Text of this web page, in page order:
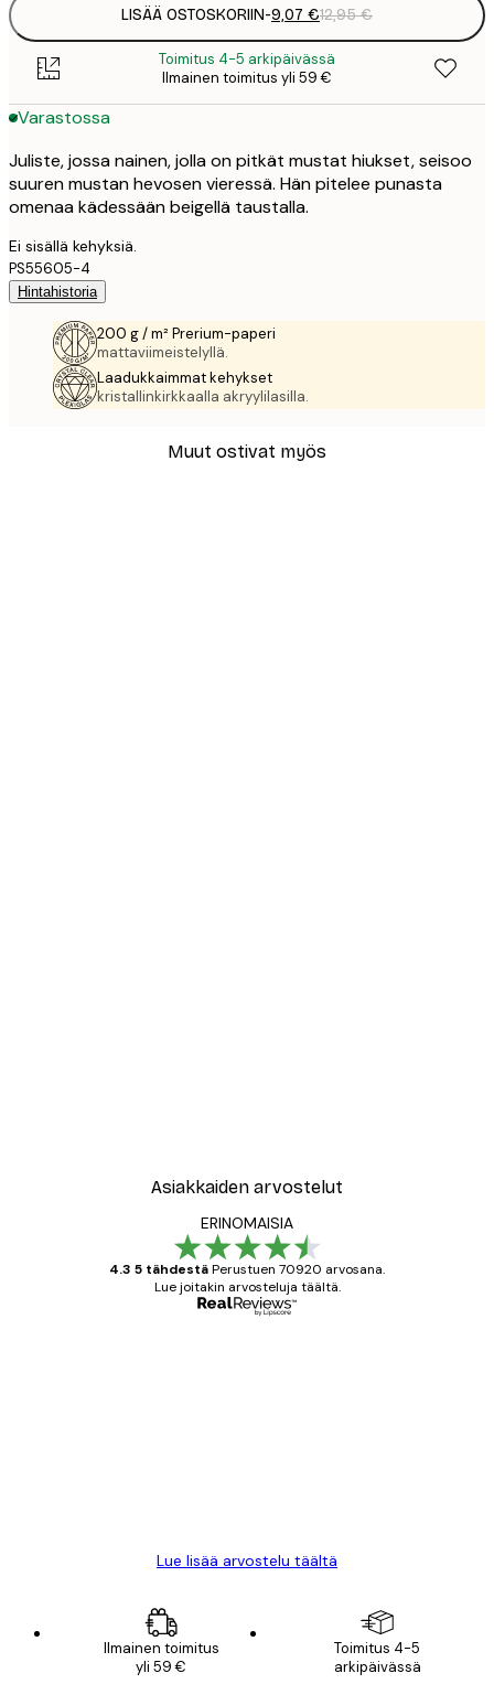
LISÄÄ OSTOSKORIIN-9,07 €12,95 €
Toimitus 4-5 arkipäivässä
Ilmainen toimitus yli 59 €
Varastossa
Juliste, jossa nainen, jolla on pitkät mustat hiukset, seisoo
suuren mustan hevosen vieressä. Hän pitelee punasta
omenaa kädessään beigellä taustalla.
Ei sisällä kehyksiä.
PS55605-4
Hintahistoria
200 g / m² Prerium-paperi
mattaviimeistelyllä.
Laadukkaimmat kehykset
kristallinkirkkaalla akryylilasilla.
Muut ostivat myös
Asiakkaiden arvostelut
ERINOMAISIA
4.3 5 tähdestäPerustuen 70920 arvosana.
Lue joitakin arvosteluja täältä.
Lue lisää arvostelu täältä
Ilmainen toimitus
yli 59 €
Toimitus 4-5
arkipäivässä